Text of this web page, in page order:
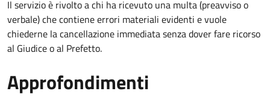
Il servizio è rivolto a chi ha ricevuto una multa (preavviso o
verbale) che contiene errori materiali evidenti e vuole
chiederne la cancellazione immediata senza dover fare ricorso
al Giudice o al Prefetto.
Approfondimenti